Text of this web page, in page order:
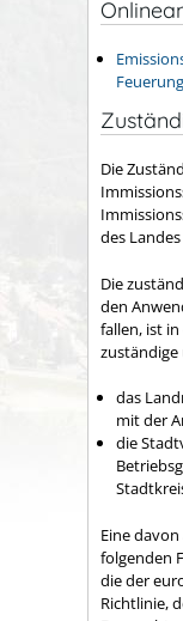
Die
des
Die
den
fallen, ist
das
mit der
die
Eine
folgenden
die der
Richtlinie,